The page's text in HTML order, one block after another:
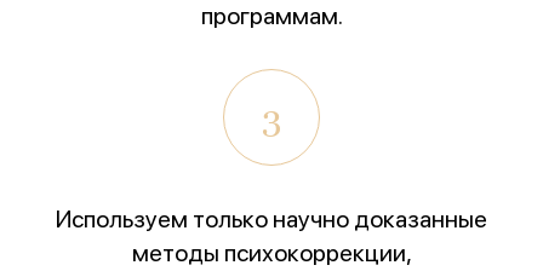
Предыдущая победа:
2-е место в той же номинации
Благодарим всех, кто принимал участие в нашем
развитии!
программам.
3
Используем только научно доказанные
методы психокоррекции,